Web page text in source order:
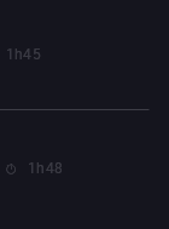
1h45
1h48